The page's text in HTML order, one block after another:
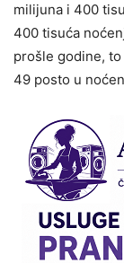
milijuna i 400
400 tisuća
prošle godine,
49 posto u